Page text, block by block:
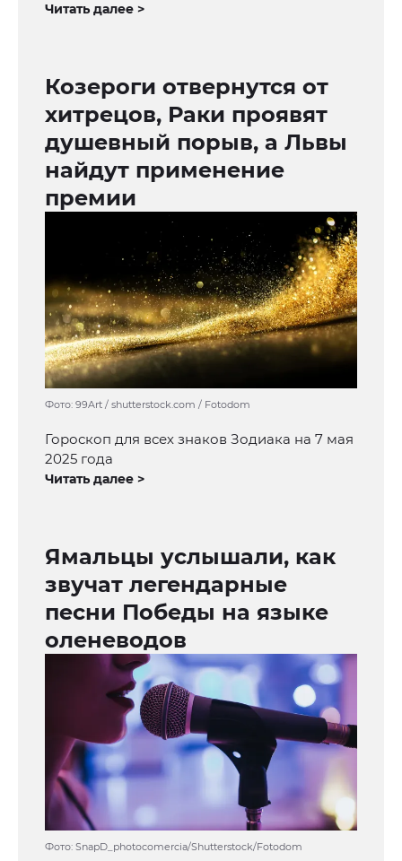
Читать далее >
Козероги отвернутся от
хитрецов, Раки проявят
душевный порыв, а Львы
найдут применение
премии
Фото: 99Art / shutterstock.com / Fotodom
Гороскоп для всех знаков Зодиака на 7 мая
2025 года
Читать далее >
Ямальцы услышали, как
звучат легендарные
песни Победы на языке
оленеводов
Фото: SnapD_photocomercia/Shutterstock/Fotodom